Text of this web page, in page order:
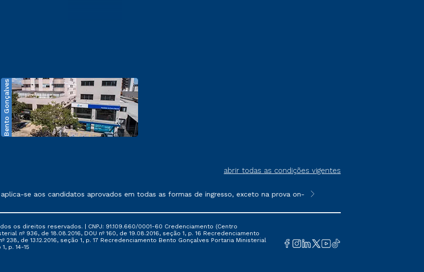
Bento Gonçalves
abrir todas as condições vigentes
no contrato de prestação de serviços.
se aos candidatos aprovados em todas as formas de ingresso, exceto na prova on-line ou agendada, que ofertam
**Semipresencial é um formato do
os direitos reservados. | CNPJ: 91.109.660/0001-60 Credenciamento (Centro
nº 936, de 18.08.2016, DOU nº 160, de 19.08.2016, seção 1, p. 16 Recredenciamento
238, de 13.12.2016, seção 1, p. 17 Recredenciamento Bento Gonçalves Portaria Ministerial
p. 14-15